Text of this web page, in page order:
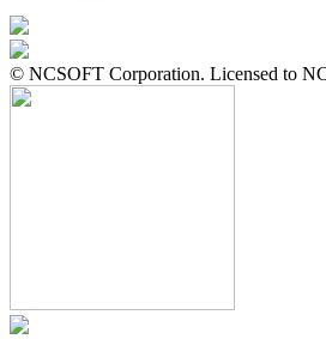
© NCSOFT Corporation. Licensed to